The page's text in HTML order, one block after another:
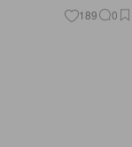
189 0